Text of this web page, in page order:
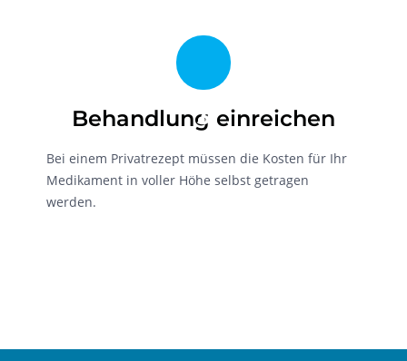
3
Behandlung einreichen
Bei einem Privatrezept müssen die Kosten für Ihr
Medikament in voller Höhe selbst getragen
werden.